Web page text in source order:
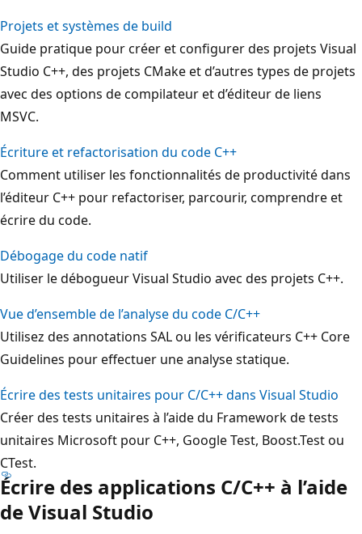
Projets et systèmes de build
Guide pratique pour créer et configurer des projets Visual
Studio C++, des projets CMake et d’autres types de projets
avec des options de compilateur et d’éditeur de liens
MSVC.
Écriture et refactorisation du code C++
Comment utiliser les fonctionnalités de productivité dans
l’éditeur C++ pour refactoriser, parcourir, comprendre et
écrire du code.
Débogage du code natif
Utiliser le débogueur Visual Studio avec des projets C++.
Vue d’ensemble de l’analyse du code C/C++
Utilisez des annotations SAL ou les vérificateurs C++ Core
Guidelines pour effectuer une analyse statique.
Écrire des tests unitaires pour C/C++ dans Visual Studio
Créer des tests unitaires à l’aide du Framework de tests
unitaires Microsoft pour C++, Google Test, Boost.Test ou
CTest.
Écrire des applications C/C++ à l’aide
de Visual Studio